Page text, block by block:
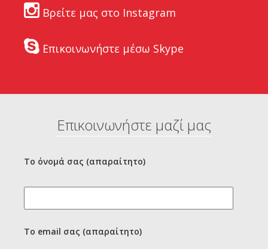
Βρείτε μας στο Instagram
Επικοινωνήστε μέσω Skype
Επικοινωνήστε μαζί μας
Το όνομά σας (απαραίτητο)
Το email σας (απαραίτητο)